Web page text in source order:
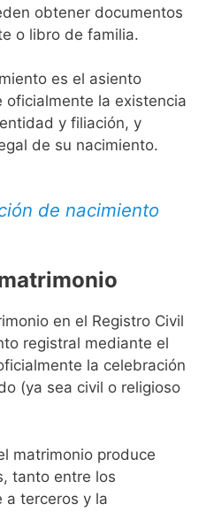
obtener documentos
o libro de familia.
es el asiento
oficialmente la existencia
y filiación, y
de su nacimiento.
de nacimiento
en el Registro Civil
registral mediante el
la celebración
(ya sea civil o religioso
matrimonio produce
tanto entre los
a terceros y la